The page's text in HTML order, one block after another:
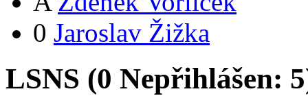
0 Jaroslav Žižka
LSNS (0 Nepřihlášen: 5